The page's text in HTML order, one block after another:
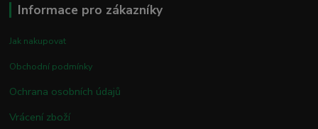
Informace pro zákazníky
Jak nakupovat
Obchodní podmínky
Ochrana osobních údajů
Vrácení zboží